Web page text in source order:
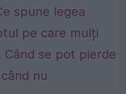
spune legea
pe care mulți
Când se pot pierde
nu